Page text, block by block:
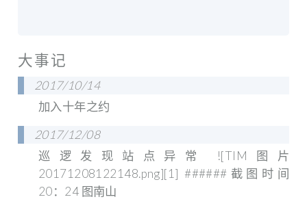
大事记
2017/10/14
加入十年之约
2017/12/08
巡逻发现站点异常 ![TIM图片
20171208122148.png][1] ######截图时间
20：24 图南山